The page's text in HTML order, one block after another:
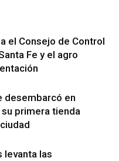
el Consejo de Control
Fe y el agro
desembarcó en
primera tienda
levanta las